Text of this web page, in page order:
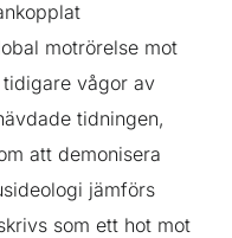
motrörelse mot
vågor av
tidningen,
att demonisera
jämförs
som ett hot mot